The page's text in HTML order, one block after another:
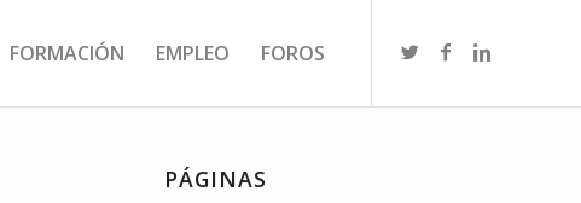
FORMACIÓN EMPLEO FOROS
PÁGINAS